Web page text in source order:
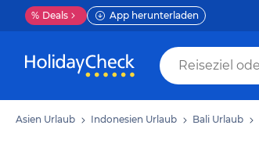
% Deals App herunterladen
Asien Urlaub Indonesien Urlaub Bali Urlaub